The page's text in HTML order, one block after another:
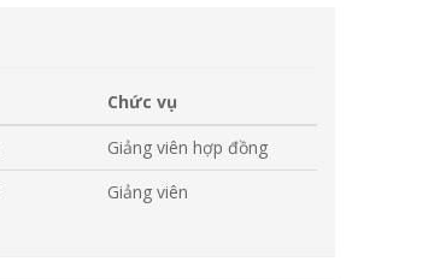
Chức vụ
Giảng viên hợp đồng
Giảng viên